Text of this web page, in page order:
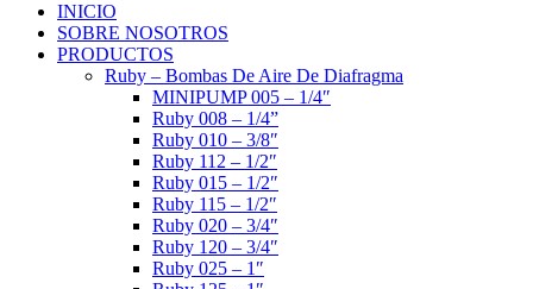
INICIO
SOBRE NOSOTROS
PRODUCTOS
Ruby – Bombas De Aire De Diafragma
MINIPUMP 005 – 1/4″
Ruby 008 – 1/4”
Ruby 010 – 3/8″
Ruby 112 – 1/2″
Ruby 015 – 1/2″
Ruby 115 – 1/2″
Ruby 020 – 3/4″
Ruby 120 – 3/4″
Ruby 025 – 1″